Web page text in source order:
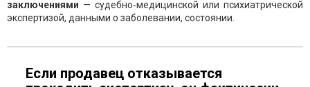
заключениями — судебно‑медицинской или психиатрической
экспертизой, данными о заболевании, состоянии.
Если продавец отказывается